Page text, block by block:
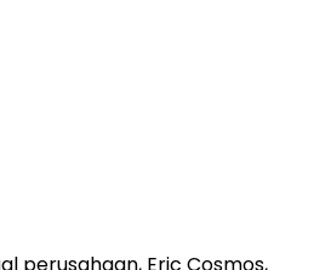
perusahaan, Eric Cosmos,